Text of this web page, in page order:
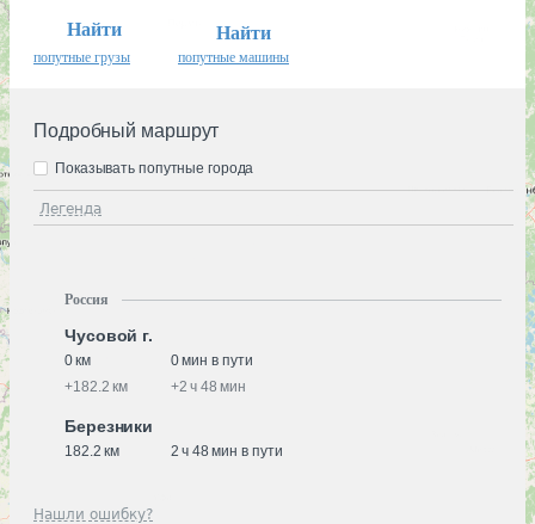
Найти
попутные грузы
Найти
попутные машины
Подробный маршрут
Легенда
Показывать попутные города
Россия
Чусовой г.
0 км
0 мин в пути
+182.2 км +2 ч 48 мин
Березники
182.2 км 2 ч 48 мин в пути
Нашли ошибку?